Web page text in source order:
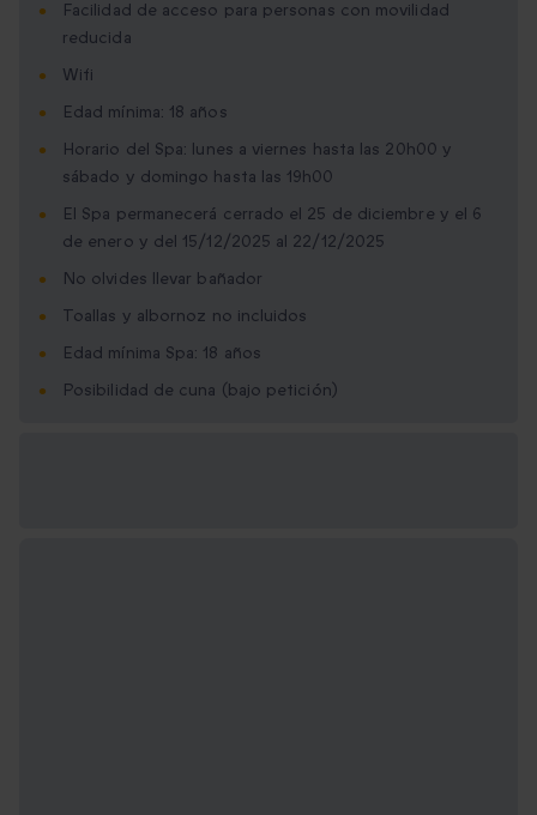
Facilidad de acceso para personas con movilidad
reducida
Wifi
Edad mínima: 18 años
Horario del Spa: lunes a viernes hasta las 20h00 y
sábado y domingo hasta las 19h00
El Spa permanecerá cerrado el 25 de diciembre y el 6
de enero y del 15/12/2025 al 22/12/2025
No olvides llevar bañador
Toallas y albornoz no incluidos
Edad mínima Spa: 18 años
Posibilidad de cuna (bajo petición)